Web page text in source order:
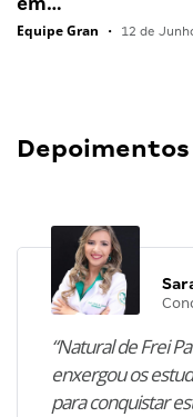
Equipe Gran • 12 de
“Natural de Frei
enxergou os
para conquistar